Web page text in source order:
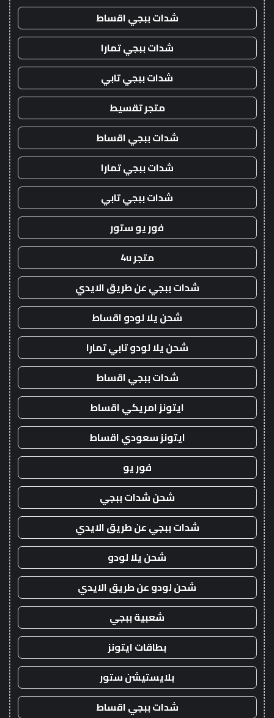
شدات ببجي اقساط
شدات ببجي تمارا
شدات ببجي تابي
متجر تقسيط
شدات ببجي اقساط
شدات ببجي تمارا
شدات ببجي تابي
فور يو ستور
متجر 4u
شدات ببجي عن طريق الايدي
شحن يلا لودو اقساط
شحن يلا لودو تابي تمارا
شدات ببجي اقساط
ايتونز امريكي اقساط
ايتونز سعودي اقساط
فور يو
شحن شدات ببجي
شدات ببجي عن طريق الايدي
شحن يلا لودو
شحن لودو عن طريق الايدي
شعبية ببجي
بطاقات ايتونز
بلايستيشن ستور
شدات ببجي اقساط